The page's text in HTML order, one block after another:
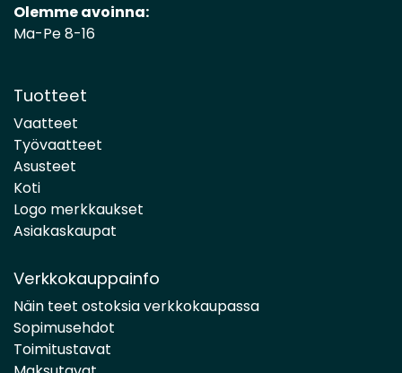
Olemme avoinna:
Ma-Pe 8-16
Tuotteet
Vaatteet
Työvaatteet
Asusteet
Koti
Logo merkkaukset
Asiakaskaupat
Verkkokauppainfo
Näin teet ostoksia verkkokaupassa
Sopimusehdot
Toimitustavat